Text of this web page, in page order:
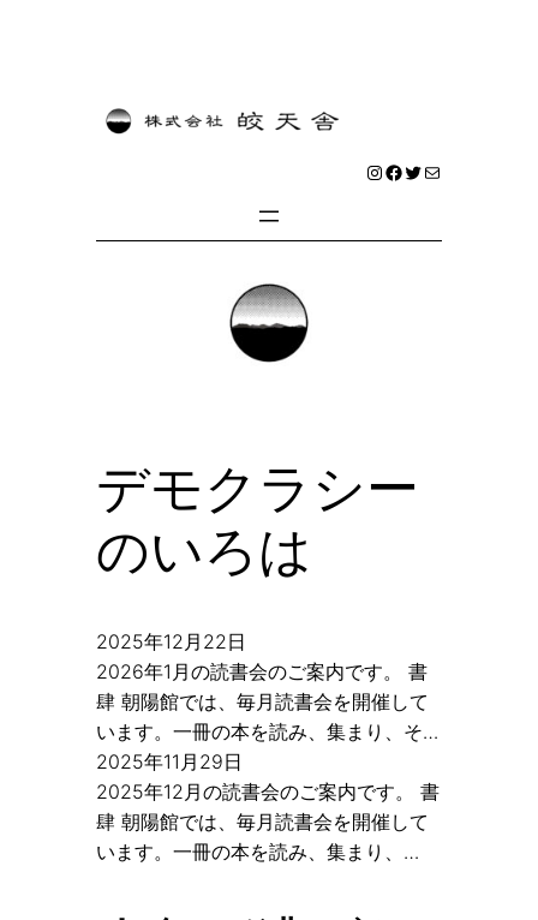
Instagram
Facebook
Twitter
メール
デモクラシー
のいろは
2025年12月22日
2026年1月の読書会のご案内です。 書
肆 朝陽館では、毎月読書会を開催して
います。一冊の本を読み、集まり、そ…
2025年11月29日
2025年12月の読書会のご案内です。 書
肆 朝陽館では、毎月読書会を開催して
います。一冊の本を読み、集まり、…